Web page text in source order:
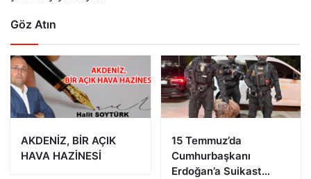
Göz Atın
AKDENİZ, BİR AÇIK
HAVA HAZİNESİ
15 Temmuz’da
Cumhurbaşkanı
Erdoğan’a Suikast